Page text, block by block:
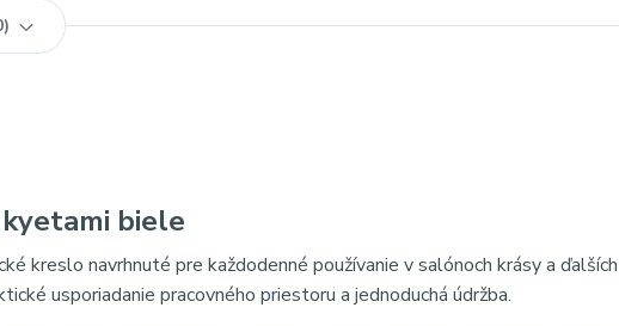
biele
kreslo navrhnuté pre každodenné používanie v salónoch krásy a ďalších
usporiadanie pracovného priestoru a jednoduchá údržba.